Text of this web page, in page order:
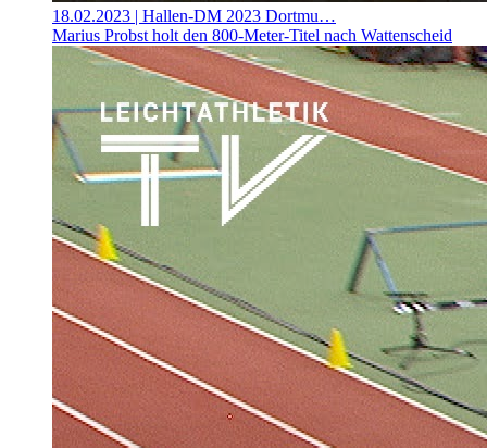
18.02.2023 | Hallen-DM 2023 Dortmu…
Marius Probst holt den 800-Meter-Titel nach Wattenscheid